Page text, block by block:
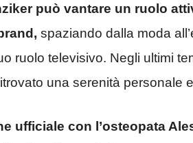
può vantare un ruolo
spaziando dalla moda
ruolo televisivo. Negli ultimi
una serenità personale
ufficiale con l’osteopata